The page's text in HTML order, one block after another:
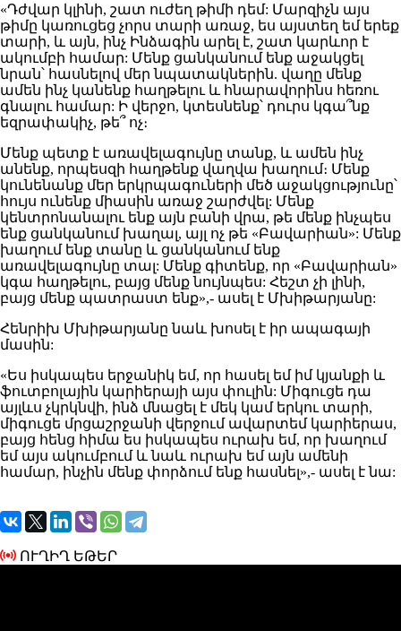
«Դժվար կլինի, շատ ուժեղ թիմի դեմ: Մարզիչն այս
թիմը կառուցեց չորս տարի առաջ, ես այստեղ եմ երեք
տարի, և այն, ինչ Ինձագին արել է, շատ կարևոր է
ակումբի համար: Մենք ցանկանում ենք աջակցել
նրան՝ հասնելով մեր նպատակներին. վաղը մենք
ամեն ինչ կանենք հաղթելու և հնարավորինս հեռու
գնալու համար: Ի վերջո, կտեսնենք՝ դուրս կգա՞նք
եզրափակիչ, թե՞ ոչ։
Մենք պետք է առավելագույնը տանք, և ամեն ինչ
անենք, որպեսզի հաղթենք վաղվա խաղում։ Մենք
կունենանք մեր երկրպագուների մեծ աջակցությունը՝
հույս ունենք միասին առաջ շարժվել: Մենք
կենտրոնանալու ենք այն բանի վրա, թե մենք ինչպես
ենք ցանկանում խաղալ, այլ ոչ թե «Բավարիան»: Մենք
խաղում ենք տանը և ցանկանում ենք
առավելագույնը տալ: Մենք գիտենք, որ «Բավարիան»
կգա հաղթելու, բայց մենք նույնպես: Հեշտ չի լինի,
բայց մենք պատրաստ ենք»,- ասել է Մխիթարյանը:
Հենրիխ Մխիթարյանը նաև խոսել է իր ապագայի
մասին:
«Ես իսկապես երջանիկ եմ, որ հասել եմ իմ կյանքի և
ֆուտբոլային կարիերայի այս փուլին: Միգուցե դա
այլևս չկրկնվի, ինձ մնացել է մեկ կամ երկու տարի,
միգուցե մրցաշրջանի վերջում ավարտեմ կարիերաս,
բայց հենց հիմա ես իսկապես ուրախ եմ, որ խաղում
եմ այս ակումբում և նաև ուրախ եմ այն ամենի
համար, ինչին մենք փորձում ենք հասնել»,- ասել է նա:
ՈՒՂԻՂ ԵԹԵՐ